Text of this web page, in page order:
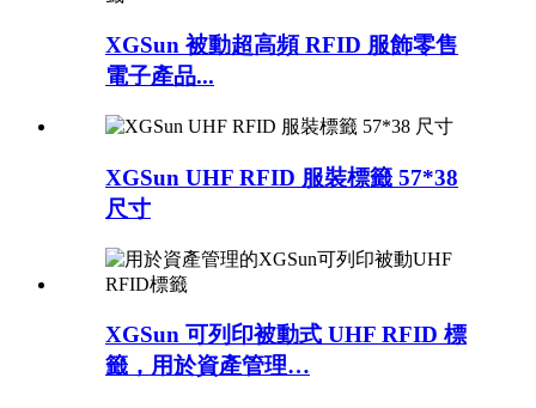
XGSun 被動超高頻 RFID 服飾零售
電子產品...
XGSun UHF RFID 服裝標籤 57*38
尺寸
XGSun 可列印被動式 UHF RFID 標
籤，用於資產管理…